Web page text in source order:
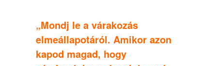
„Mondj le a várakozás
elmeállapotáról. Amikor azon
kapod magad, hogy